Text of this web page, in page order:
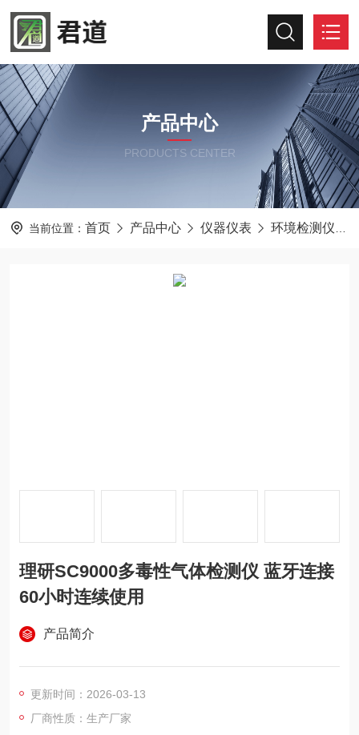
产品中心
PRODUCTS CENTER
当前位置： 首页 产品中心 仪器仪表 环境检测仪器
理研SC9000多毒性气体检测仪 蓝牙连接
60小时连续使用
产品简介
更新时间：2026-03-13
厂商性质：生产厂家